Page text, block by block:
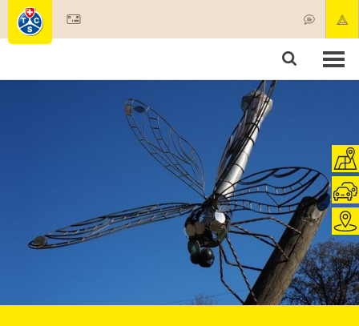
Mitgliedschaft & Leistungen
Test, Sicherheit & Gesundheit